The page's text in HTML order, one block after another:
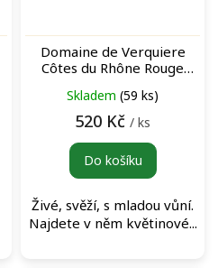
Domaine de Verquiere
Côtes du Rhône Rouge
Skladem (59 ks)
520 Kč / ks
Do košíku
Živé, svěží, s mladou vůní.
Najdete v něm květinové...